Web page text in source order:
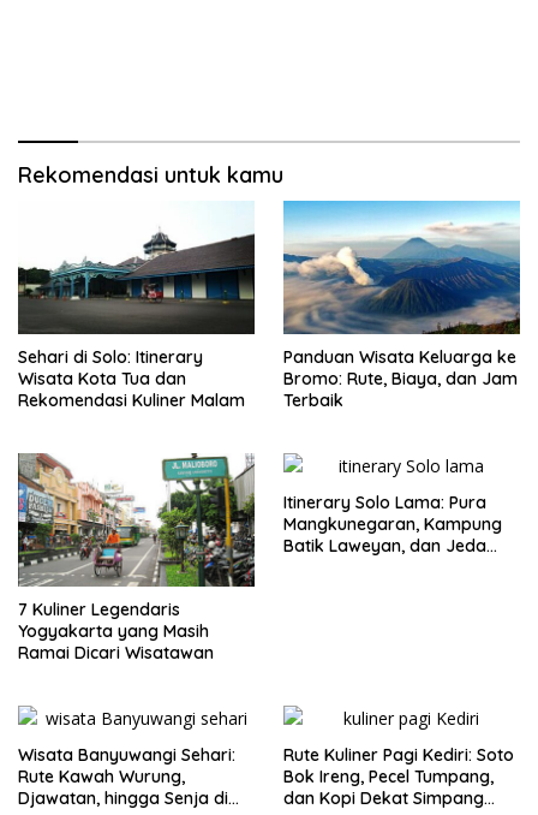
Rekomendasi untuk kamu
Sehari di Solo: Itinerary
Wisata Kota Tua dan
Rekomendasi Kuliner Malam
Panduan Wisata Keluarga ke
Bromo: Rute, Biaya, dan Jam
Terbaik
7 Kuliner Legendaris
Yogyakarta yang Masih
Ramai Dicari Wisatawan
Itinerary Solo Lama: Pura
Mangkunegaran, Kampung
Batik Laweyan, dan Jeda
Wisata Banyuwangi Sehari:
Rute Kawah Wurung,
Djawatan, hingga Senja di
Rute Kuliner Pagi Kediri: Soto
Bok Ireng, Pecel Tumpang,
dan Kopi Dekat Simpang